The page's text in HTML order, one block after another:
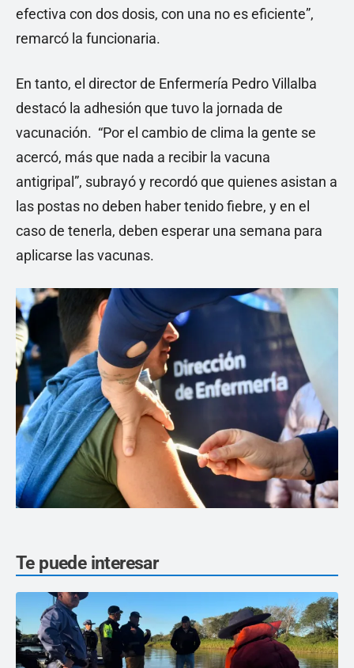
efectiva con dos dosis, con una no es eficiente”,
remarcó la funcionaria.
En tanto, el director de Enfermería Pedro Villalba
destacó la adhesión que tuvo la jornada de
vacunación. “Por el cambio de clima la gente se
acercó, más que nada a recibir la vacuna
antigripal”, subrayó y recordó que quienes asistan a
las postas no deben haber tenido fiebre, y en el
caso de tenerla, deben esperar una semana para
aplicarse las vacunas.
Te puede interesar